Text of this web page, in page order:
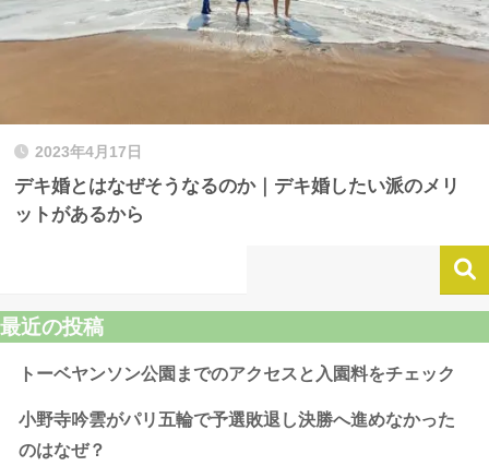
2023年4月17日
デキ婚とはなぜそうなるのか｜デキ婚したい派のメリ
ットがあるから
最近の投稿
トーベヤンソン公園までのアクセスと入園料をチェック
小野寺吟雲がパリ五輪で予選敗退し決勝へ進めなかった
のはなぜ？